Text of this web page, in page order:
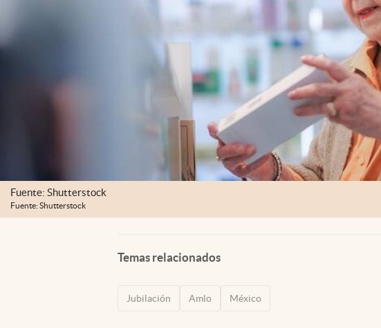
Fuente: Shutterstock
Fuente: Shutterstock
Temas relacionados
Jubilación Amlo México